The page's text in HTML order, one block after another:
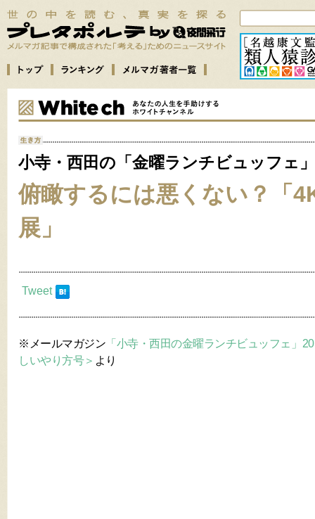
小寺・西田の「金曜ランチビュッフェ
俯瞰するには悪くない？「
展」
Tweet
※メールマガジン 「小寺・西田の金曜ランチビュッフェ」
しいやり方号＞ より